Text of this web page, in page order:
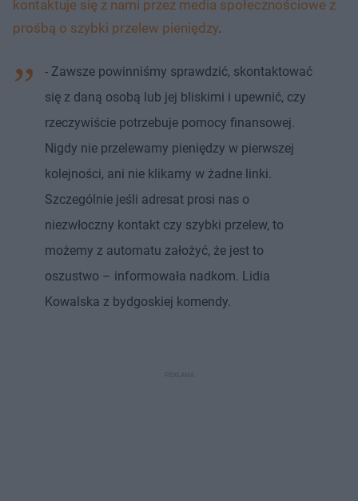
kontaktuje się z nami przez media społecznościowe z
prośbą o szybki przelew pieniędzy.
- Zawsze powinniśmy sprawdzić, skontaktować
się z daną osobą lub jej bliskimi i upewnić, czy
rzeczywiście potrzebuje pomocy finansowej.
Nigdy nie przelewamy pieniędzy w pierwszej
kolejności, ani nie klikamy w żadne linki.
Szczególnie jeśli adresat prosi nas o
niezwłoczny kontakt czy szybki przelew, to
możemy z automatu założyć, że jest to
oszustwo – informowała nadkom. Lidia
Kowalska z bydgoskiej komendy.